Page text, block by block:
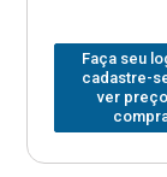
Faça seu
cadastre-
ver